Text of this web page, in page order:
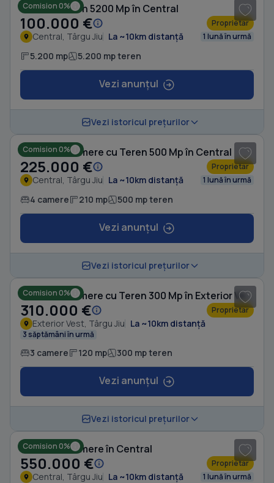
Comision 0%
Casă cu Teren 5200 Mp în Central
100.000 € Proprietar
Central, Târgu Jiu La ~10km distanță 1 lună în urmă
5.200 mp 5.200 mp teren
Vezi anunțul
Vezi istoricul prețurilor
Comision 0%
Casă cu 4 camere cu Teren 500 Mp în Central
225.000 € Proprietar
Central, Târgu Jiu La ~10km distanță 1 lună în urmă
4 camere 210 mp 500 mp teren
Vezi anunțul
Vezi istoricul prețurilor
Comision 0% Casă cu 3 camere cu Teren 300 Mp în Exterior Vest
310.000 € Proprietar
Exterior Vest, Târgu Jiu La ~10km distanță
3 săptămâni în urmă
3 camere 120 mp 300 mp teren
Vezi anunțul
Vezi istoricul prețurilor
Comision 0%
Casă cu 4 camere în Central
550.000 € Proprietar
Central, Târgu Jiu La ~10km distanță 1 lună în urmă